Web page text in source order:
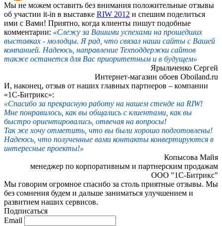
Мы не можем оставить без внимания положительные отзывы
об участии it-in в выставке RIW 2012 и спешим поделиться
ими с Вами! Приятно, когда клиенты пишут подобные
комментарии: «Слежу за Вашими успехами на прошедших
выставках - молодцы. Я рад, что связал наши сайты с Вашей
компанией. Надеюсь, направление Техподдержки сайтов
также останется для Вас приоритетным и в будущем»
Ярыльченко Сергей
Интернет-магазин обоев Oboiland.ru
И, наконец, отзыв от наших главных партнеров – компании
«1С-Битрикс»:
«Спасибо за прекрасную работу на нашем стенде на RIW!
Мне понравилось, как вы общались с клиентами, как вы
быстро ориентировались, отвечая на вопросы!
Так же хочу отметить, что вы были хорошо подготовлены!
Надеюсь, что полученные вами контакты конвертируются в
интересные проекты!»
Копысова Майя
менеджер по корпоративным и партнерским продажам
ООО "1С-Битрикс"
Мы говорим огромное спасибо за столь приятные отзывы. Мы
без сомнения будем и дальше заниматься улучшением и
развитием наших сервисов.
Подписаться
Email